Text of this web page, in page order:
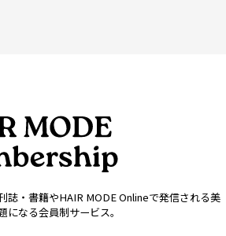
誌・書籍やHAIR MODE Onlineで発信される美
なる会員制サービス。